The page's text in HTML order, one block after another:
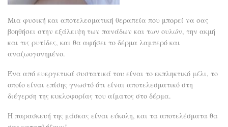
Μια φυσική και αποτελεσματική θεραπεία που μπορεί να σας
βοηθήσει στην εξάλειψη των πανάδων και των ουλών, την ακμή
και τις ρυτίδες, και θα αφήσει το δέρμα λαμπερό και
αναζωογονημένο.
Ένα από ευεργετικά συστατικά του είναι το εκπληκτικό μέλι, το
οποίο είναι επίσης γνωστό ότι είναι αποτελεσματικό στη
διέγερση της κυκλοφορίας του αίματος στο δέρμα.
Η παρασκευή της μάσκας είναι εύκολη, και τα αποτελέσματα θα